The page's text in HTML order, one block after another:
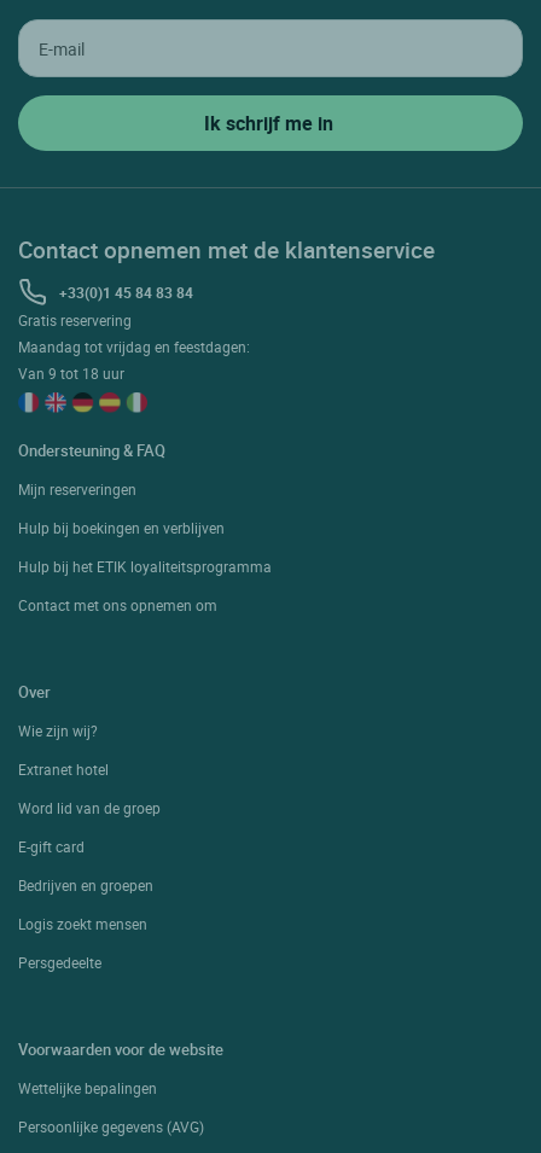
Contact opnemen met de klantenservice
+33(0)1 45 84 83 84
Gratis reservering
Maandag tot vrijdag en feestdagen:
Van 9 tot 18 uur
Ondersteuning & FAQ
Mijn reserveringen
Hulp bij boekingen en verblijven
Hulp bij het ETIK loyaliteitsprogramma
Contact met ons opnemen om
Over
Wie zijn wij?
Extranet hotel
Word lid van de groep
E-gift card
Bedrijven en groepen
Logis zoekt mensen
Persgedeelte
Voorwaarden voor de website
Wettelijke bepalingen
Persoonlijke gegevens (AVG)